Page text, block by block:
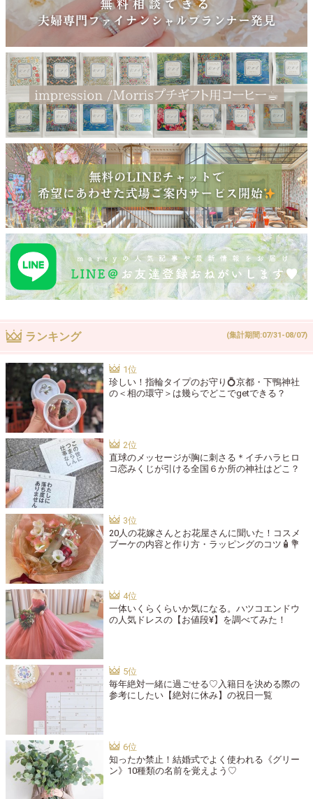
ランキング (集計期間:07/31-08/07)
珍しい！指輪タイプのお守り💍京都・下鴨神社
の＜相の環守＞は幾らでどこでgetできる？
直球のメッセージが胸に刺さる＊イチハラヒロ
コ恋みくじが引ける全国６か所の神社はどこ？
20人の花嫁さんとお花屋さんに聞いた！コスメ
ブーケの内容と作り方・ラッピングのコツ🧴💐
一体いくらくらいか気になる。ハツコエンドウ
の人気ドレスの【お値段¥】を調べてみた！
毎年絶対一緒に過ごせる♡入籍日を決める際の
参考にしたい【絶対に休み】の祝日一覧
知ったか禁止！結婚式でよく使われる《グリー
ン》10種類の名前を覚えよう♡